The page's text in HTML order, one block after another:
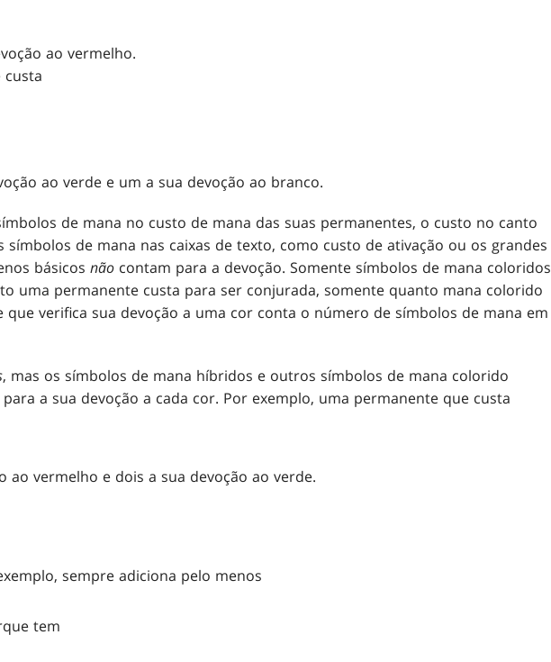
ao vermelho.
custa
ao verde e um a sua devoção ao branco.
de mana no custo de mana das suas permanentes, o custo no canto
de mana nas caixas de texto, como custo de ativação ou os grandes
básicos não contam para a devoção. Somente símbolos de mana coloridos
uma permanente custa para ser conjurada, somente quanto mana colorido
que verifica sua devoção a uma cor conta o número de símbolos de mana em
, mas os símbolos de mana híbridos e outros símbolos de mana colorido
a sua devoção a cada cor. Por exemplo, uma permanente que custa
ao vermelho e dois a sua devoção ao verde.
sempre adiciona pelo menos
tem